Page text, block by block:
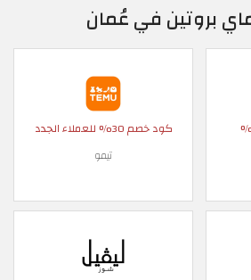
بروتين في عُمان
كود خصم 30% للعملاء الجدد
تيمو